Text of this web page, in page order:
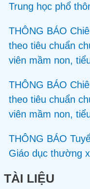
Trung học phổ
THÔNG BÁO
theo tiêu chuẩn
viên mầm non,
THÔNG BÁO
theo tiêu chuẩn
viên mầm non,
THÔNG BÁO
Giáo dục thường
TÀI LIỆU